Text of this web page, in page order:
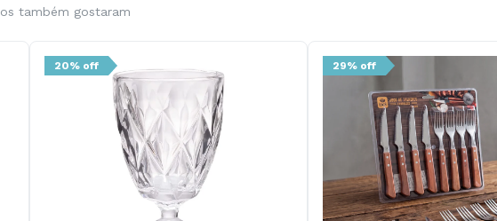
também gostaram
20% off 29% off